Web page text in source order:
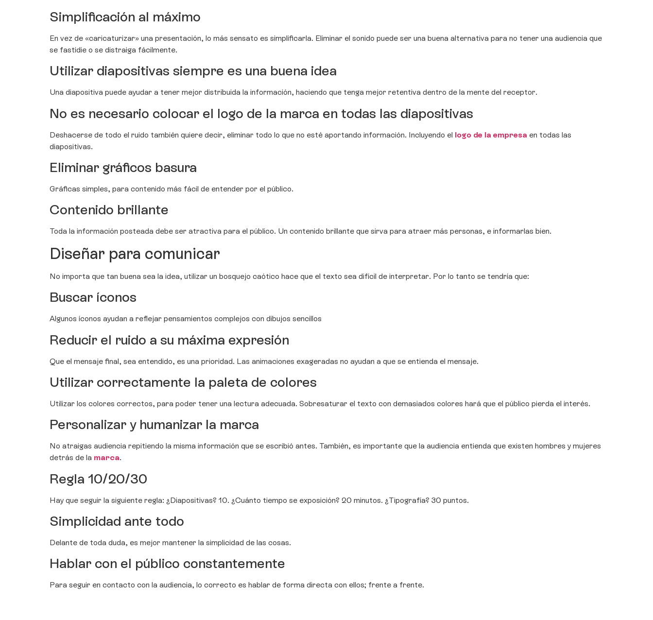
Simplificación al máximo
En vez de «caricaturizar» una presentación, lo más sensato es simplificarla. Eliminar el sonido puede ser una buena alternativa para no tener una audiencia que
se fastidie o se distraiga fácilmente.
Utilizar diapositivas siempre es una buena idea
Una diapositiva puede ayudar a tener mejor distribuida la información, haciendo que tenga mejor retentiva dentro de la mente del receptor.
No es necesario colocar el logo de la marca en todas las diapositivas
Deshacerse de todo el ruido también quiere decir, eliminar todo lo que no esté aportando información. Incluyendo el logo de la empresa en todas las
diapositivas.
Eliminar gráficos basura
Gráficas simples, para contenido más fácil de entender por el público.
Contenido brillante
Toda la información posteada debe ser atractiva para el público. Un contenido brillante que sirva para atraer más personas, e informarlas bien.
Diseñar para comunicar
No importa que tan buena sea la idea, utilizar un bosquejo caótico hace que el texto sea difícil de interpretar. Por lo tanto se tendría que:
Buscar íconos
Algunos íconos ayudan a reflejar pensamientos complejos con dibujos sencillos
Reducir el ruido a su máxima expresión
Que el mensaje final, sea entendido, es una prioridad. Las animaciones exageradas no ayudan a que se entienda el mensaje.
Utilizar correctamente la paleta de colores
Utilizar los colores correctos, para poder tener una lectura adecuada. Sobresaturar el texto con demasiados colores hará que el público pierda el interés.
Personalizar y humanizar la marca
No atraigas audiencia repitiendo la misma información que se escribió antes. También, es importante que la audiencia entienda que existen hombres y mujeres
detrás de la marca.
Regla 10/20/30
Hay que seguir la siguiente regla: ¿Diapositivas? 10. ¿Cuánto tiempo se exposición? 20 minutos. ¿Tipografía? 30 puntos.
Simplicidad ante todo
Delante de toda duda, es mejor mantener la simplicidad de las cosas.
Hablar con el público constantemente
Para seguir en contacto con la audiencia, lo correcto es hablar de forma directa con ellos; frente a frente.